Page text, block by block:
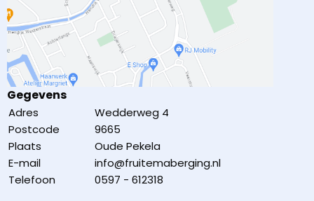
Gegevens
Adres
Wedderweg 4
Postcode
9665
Plaats
Oude Pekela
E-mail
info@fruitemaberging.nl
Telefoon
0597 - 612318